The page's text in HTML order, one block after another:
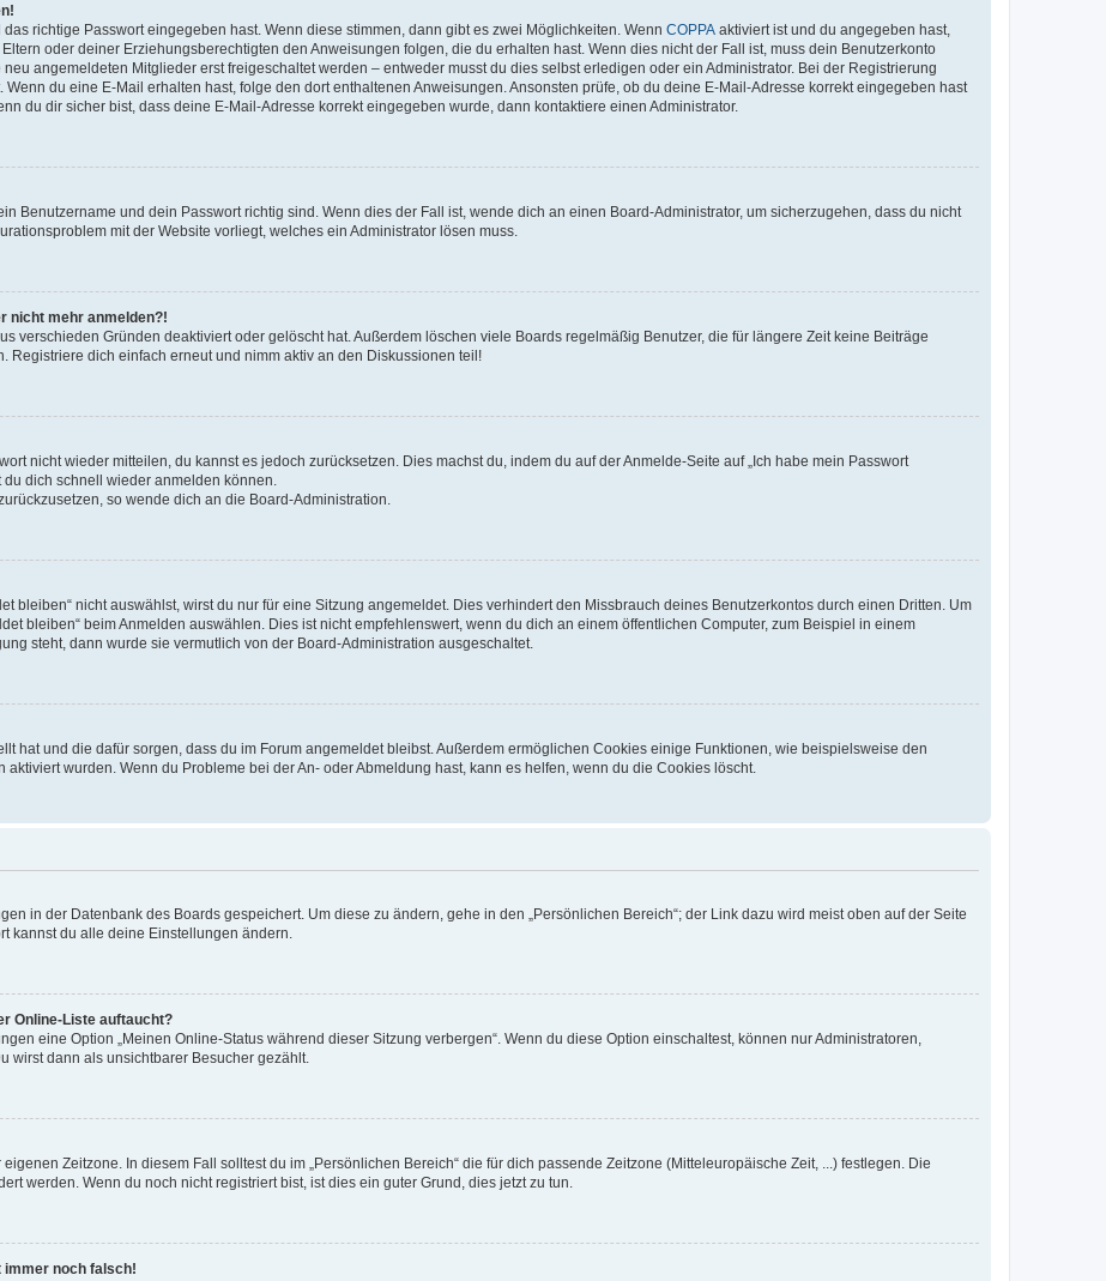
richtige Passwort eingegeben hast. Wenn diese stimmen, dann gibt es zwei Möglichkeiten. Wenn COPPA aktiviert ist und du angegeben hast,
oder deiner Erziehungsberechtigten den Anweisungen folgen, die du erhalten hast. Wenn dies nicht der Fall ist, muss dein Benutzerkonto
angemeldeten Mitglieder erst freigeschaltet werden – entweder musst du dies selbst erledigen oder ein Administrator. Bei der Registrierung
du eine E-Mail erhalten hast, folge den dort enthaltenen Anweisungen. Ansonsten prüfe, ob du deine E-Mail-Adresse korrekt eingegeben hast
du dir sicher bist, dass deine E-Mail-Adresse korrekt eingegeben wurde, dann kontaktiere einen Administrator.
Benutzername und dein Passwort richtig sind. Wenn dies der Fall ist, wende dich an einen Board-Administrator, um sicherzugehen, dass du nicht
mit der Website vorliegt, welches ein Administrator lösen muss.
nicht mehr anmelden?!
verschieden Gründen deaktiviert oder gelöscht hat. Außerdem löschen viele Boards regelmäßig Benutzer, die für längere Zeit keine Beiträge
dich einfach erneut und nimm aktiv an den Diskussionen teil!
nicht wieder mitteilen, du kannst es jedoch zurücksetzen. Dies machst du, indem du auf der Anmelde-Seite auf „Ich habe mein Passwort
dich schnell wieder anmelden können.
so wende dich an die Board-Administration.
bleiben“ nicht auswählst, wirst du nur für eine Sitzung angemeldet. Dies verhindert den Missbrauch deines Benutzerkontos durch einen Dritten. Um
bleiben“ beim Anmelden auswählen. Dies ist nicht empfehlenswert, wenn du dich an einem öffentlichen Computer, zum Beispiel in einem
steht, dann wurde sie vermutlich von der Board-Administration ausgeschaltet.
hat und die dafür sorgen, dass du im Forum angemeldet bleibst. Außerdem ermöglichen Cookies einige Funktionen, wie beispielsweise den
aktiviert wurden. Wenn du Probleme bei der An- oder Abmeldung hast, kann es helfen, wenn du die Cookies löscht.
in der Datenbank des Boards gespeichert. Um diese zu ändern, gehe in den „Persönlichen Bereich“; der Link dazu wird meist oben auf der Seite
kannst du alle deine Einstellungen ändern.
Online-Liste auftaucht?
eine Option „Meinen Online-Status während dieser Sitzung verbergen“. Wenn du diese Option einschaltest, können nur Administratoren,
wirst dann als unsichtbarer Besucher gezählt.
Zeitzone. In diesem Fall solltest du im „Persönlichen Bereich“ die für dich passende Zeitzone (Mitteleuropäische Zeit, ...) festlegen. Die
werden. Wenn du noch nicht registriert bist, ist dies ein guter Grund, dies jetzt zu tun.
immer noch falsch!